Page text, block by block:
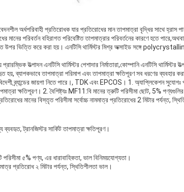
অর্ধপরিবাহী প্রতিরোধক যার প্রতিরোধের মান তাপমাত্রা বৃদ্ধির সাথে হ্রাস
পরিবর্তন বহিরাগত পরিবেষ্টিত তাপমাত্রার পরিবর্তনের কারণে হতে
উপর ভিত্তি করে করা হয়। এনটিসি থার্মিস্টর মিশ্র অক্সাইড সঙ্গে
উত্পাদন এনটিসি থার্মিস্টর পেশাদার নির্মাতারা,কোম্পানি এনটিসি থার্মিস্টর
ব্যাপকভাবে তাপমাত্রা পরিমাপ এবং তাপমাত্রা ক্ষতিপূরণ সব ধরণের ব্যবহার
ব্র্যান্ডের জায়গা নিতে পারে।, TDK এবং EPCOS। 1. অ্যাপ্লিকেশন সুযোগঃ
ক্ষতিপূরণ। 2. বৈশিষ্ট্যঃ MF11:বি মানের ত্রুটি পরিসীমা ছোট, 5%
মানের বিস্তৃত পরিসীমা সর্বোচ্চ নামমাত্র প্রতিরোধের 2 মিটার পর্যন্ত,
ব্যবহৃত, ট্রানজিস্টর সার্কিট তাপমাত্রা ক্ষতিপূরণ।
৫% পণ্য, এর ধারাবাহিকতা, ভাল বিনিময়যোগ্যতা।
প্রতিরোধ ২ মিটার পর্যন্ত, স্থিতিশীলতা ভাল।